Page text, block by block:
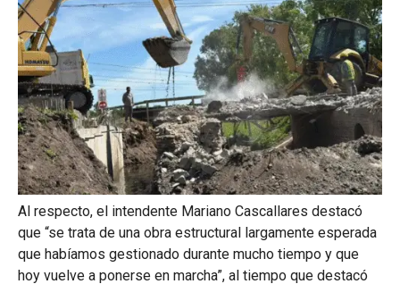
Al respecto, el intendente Mariano Cascallares destacó
que “se trata de una obra estructural largamente esperada
que habíamos gestionado durante mucho tiempo y que
hoy vuelve a ponerse en marcha”, al tiempo que destacó